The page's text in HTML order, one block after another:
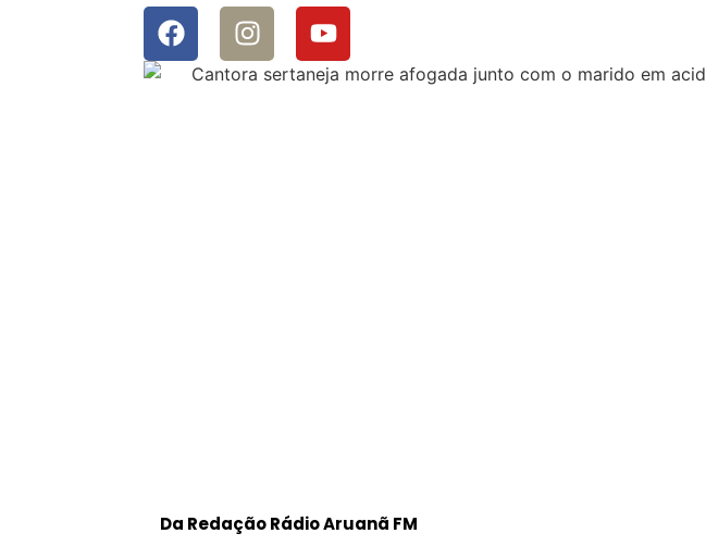
Da Redação Rádio Aruanã FM